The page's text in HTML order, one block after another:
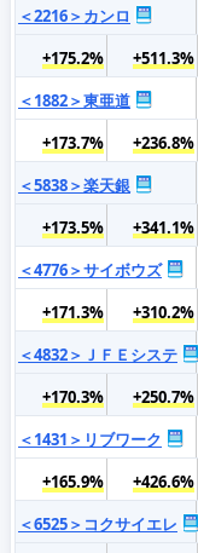
＜2216＞カンロ
+175.2%
+511.3%
＜1882＞東亜道
+173.7%
+236.8%
＜5838＞楽天銀
+173.5%
+341.1%
＜4776＞サイボウズ
+171.3%
+310.2%
＜4832＞ＪＦＥシステ
+170.3%
+250.7%
＜1431＞リブワーク
+165.9%
+426.6%
＜6525＞コクサイエレ